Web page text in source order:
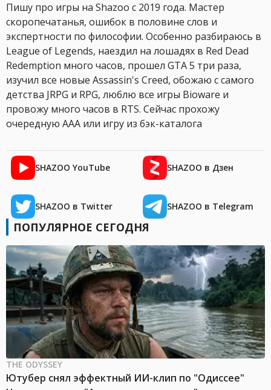
Пишу про игры на Shazoo с 2019 года. Мастер
скоропечатанья, ошибок в половине слов и
экспертности по философии. Особенно разбираюсь в
League of Legends, наездил на лошадях в Red Dead
Redemption много часов, прошел GTA 5 три раза,
изучил все новые Assassin's Creed, обожаю с самого
детства JRPG и RPG, люблю все игры Bioware и
провожу много часов в RTS. Сейчас прохожу
очередную AAA или игру из бэк-каталога
SHAZOO YouTube SHAZOO в Дзен
SHAZOO в Twitter SHAZOO в Telegram
ПОПУЛЯРНОЕ СЕГОДНЯ
THE ODYSSEY
Ютубер снял эффектный ИИ-клип по "Одиссее"